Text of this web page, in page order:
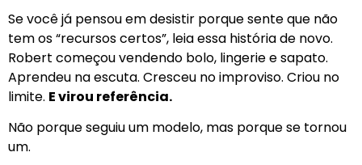
Se você já pensou em desistir porque sente que não
tem os “recursos certos”, leia essa história de novo.
Robert começou vendendo bolo, lingerie e sapato.
Aprendeu na escuta. Cresceu no improviso. Criou no
limite. E virou referência.
Não porque seguiu um modelo, mas porque se tornou
um.